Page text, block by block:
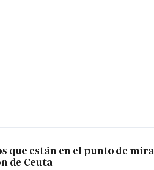
que están en el punto de mira
de Ceuta